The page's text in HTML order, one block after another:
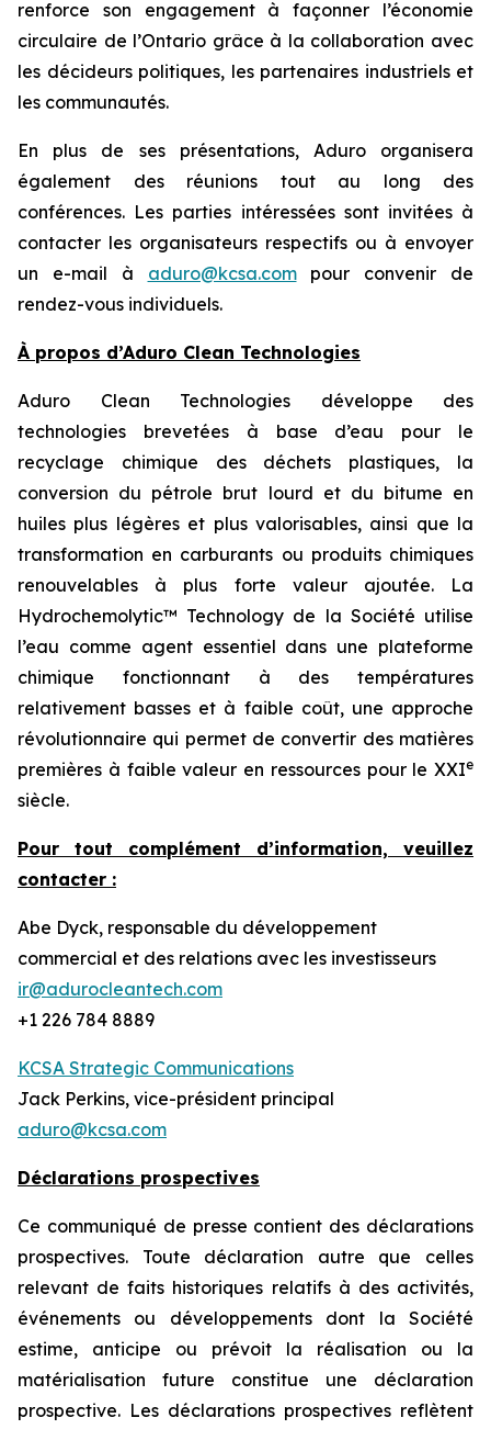
renforce son engagement à façonner l’économie
circulaire de l’Ontario grâce à la collaboration avec
les décideurs politiques, les partenaires industriels et
les communautés.
En plus de ses présentations, Aduro organisera
également des réunions tout au long des
conférences. Les parties intéressées sont invitées à
contacter les organisateurs respectifs ou à envoyer
un e-mail à aduro@kcsa.compour convenir de
rendez-vous individuels.
À propos d’Aduro Clean Technologies
Aduro Clean Technologies développe des
technologies brevetées à base d’eau pour le
recyclage chimique des déchets plastiques, la
conversion du pétrole brut lourd et du bitume en
huiles plus légères et plus valorisables, ainsi que la
transformation en carburants ou produits chimiques
renouvelables à plus forte valeur ajoutée. La
Hydrochemolytic™ Technology de la Société utilise
l’eau comme agent essentiel dans une plateforme
chimique fonctionnant à des températures
relativement basses et à faible coût, une approche
révolutionnaire qui permet de convertir des matières
premières à faible valeur en ressources pour le XXIe
siècle.
Pour tout complément d’information, veuillez
contacter :
Abe Dyck, responsable du développement
commercial et des relations avec les investisseurs
ir@adurocleantech.com
+1 226 784 8889
KCSA Strategic Communications
Jack Perkins, vice-président principal
aduro@kcsa.com
Déclarations prospectives
Ce communiqué de presse contient des déclarations
prospectives. Toute déclaration autre que celles
relevant de faits historiques relatifs à des activités,
événements ou développements dont la Société
estime, anticipe ou prévoit la réalisation ou la
matérialisation future constitue une déclaration
prospective. Les déclarations prospectives reflètent